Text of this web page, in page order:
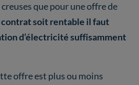
que pour une offre de
soit rentable il faut
d’électricité suffisamment
offre est plus ou moins